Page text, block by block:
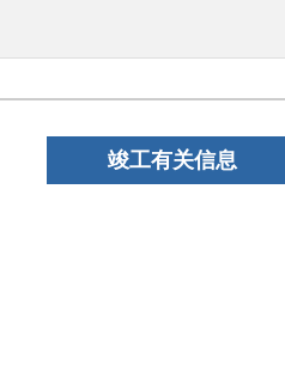
竣工有关信息